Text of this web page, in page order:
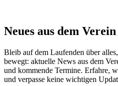
Neues aus dem Verein
Bleib auf dem Laufenden über
bewegt: aktuelle News aus dem
und kommende Termine. Erfahre,
und verpasse keine wichtigen